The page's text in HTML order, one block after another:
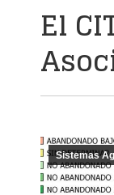
El
Sistemas